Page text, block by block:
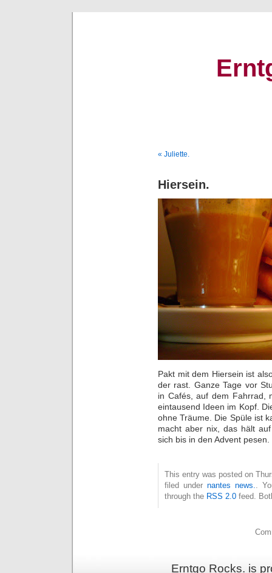
« Juliette.
Hiersein.
Pakt mit dem Hiersein ist
der rast. Ganze Tage vor
in Cafés, auf dem Fahrrad,
eintausend Ideen im Kopf.
ohne Träume. Die Spüle ist
macht aber nix, das hält
sich bis in den Advent
This entry was posted on
filed undernantes news.
.
through the RSS 2.0 feed.
Erntgo Rocks. is